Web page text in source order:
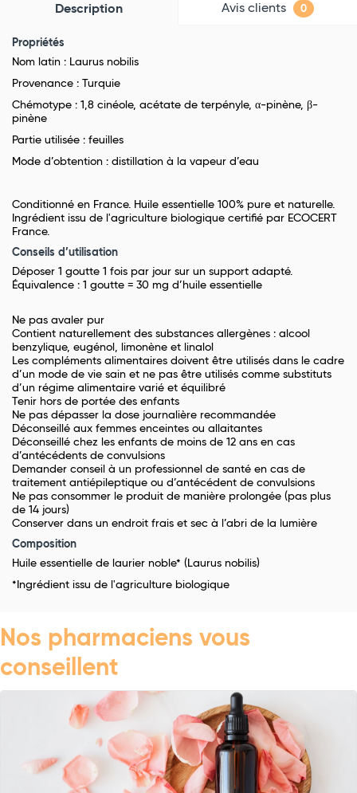
Description Avis clients 0
Propriétés
Nom latin : Laurus nobilis
Provenance : Turquie
Chémotype : 1,8 cinéole, acétate de terpényle, α-pinène, β-
pinène
Partie utilisée : feuilles
Mode d’obtention : distillation à la vapeur d’eau
Conditionné en France. Huile essentielle 100% pure et naturelle.
Ingrédient issu de l'agriculture biologique certifié par ECOCERT
France.
Conseils d’utilisation
Déposer 1 goutte 1 fois par jour sur un support adapté.
Équivalence : 1 goutte = 30 mg d’huile essentielle
Ne pas avaler pur
Contient naturellement des substances allergènes : alcool
benzylique, eugénol, limonène et linalol
Les compléments alimentaires doivent être utilisés dans le cadre
d’un mode de vie sain et ne pas être utilisés comme substituts
d’un régime alimentaire varié et équilibré
Tenir hors de portée des enfants
Ne pas dépasser la dose journalière recommandée
Déconseillé aux femmes enceintes ou allaitantes
Déconseillé chez les enfants de moins de 12 ans en cas
d’antécédents de convulsions
Demander conseil à un professionnel de santé en cas de
traitement antiépileptique ou d’antécédent de convulsions
Ne pas consommer le produit de manière prolongée (pas plus
de 14 jours)
Conserver dans un endroit frais et sec à l’abri de la lumière
Composition
Huile essentielle de laurier noble* (Laurus nobilis)
*Ingrédient issu de l'agriculture biologique
Nos pharmaciens vous
conseillent